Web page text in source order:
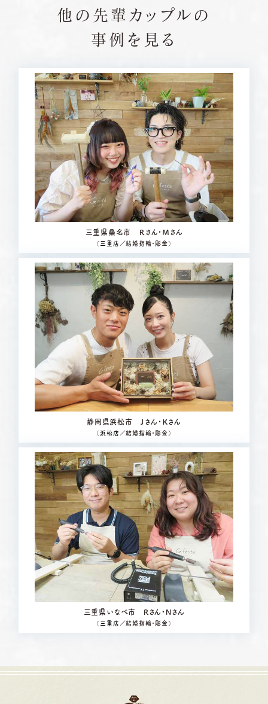
他の先輩カップルの
事例を見る
三重県桑名市 Ｒさん・Ｍさん
（ 三重店 ／結婚指輪・彫金）
静岡県浜松市 Ｊさん・Ｋさん
（浜松店 ／結婚指輪・彫金）
三重県いなべ市 Rさん・Nさん
（ 三重店 ／結婚指輪・彫金）